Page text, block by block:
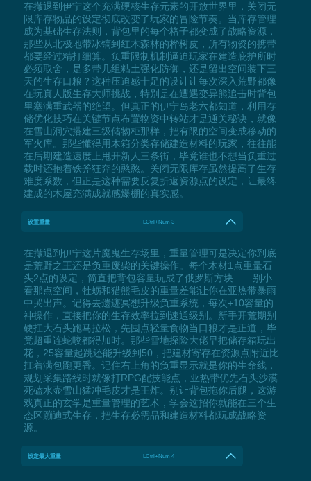
在撤退到伊宁这个充满硬核生存元素的开放世界里，关闭无
限库存物品的设定彻底改变了玩家的冒险节奏。当库存管理
成为基础生存法则，背包里的每个格子都变成了战略资源，
那些从北极地带冰镐到红木森林的桦树皮，所有物资的携带
都要经过精打细算。负重限制机制逼迫玩家在建造庇护所时
必须取舍，是多带几组粘土强化防御，还是留出空间装下三
天的生存口粮？这种压迫感十足的设计让每次深入荒野都像
在玩真人版生存大师挑战，特别是在遭遇变异熊追击时背包
里塞满重武器的绝望。但真正的伊宁岛老六都知道，利用存
储优化技巧在关键节点布置物资中转站才是通关秘诀，就像
在雪山洞穴搭建三级储物柜那样，把有限的空间变成移动的
军火库。那些懂得用木箱分类存储建造材料的玩家，往往能
在后期建造速度上甩开新人三条街，毕竟谁也不想当负重过
载时还抱着铁斧狂奔的憨憨。关闭无限库存虽然提高了生存
难度系数，但正是这种需要反复折返资源点的设定，让最终
建成的木屋充满成就感爆棚的真实感。
设置重量 LCtrl+Num 3
在撤退到伊宁这片魔鬼生存场里，重量管理可是决定你到底
是荒野之王还是负重废柴的关键操作。每个木材1点重量石
头2点的设定，简直把背包容量玩成了俄罗斯方块——别小
看那点空间，牡蛎和猎熊毛皮的重量差能让你在亚热带暴雨
中哭出声。记得去遗迹冥想升级负重系统，每次+10容量的
神操作，直接把你的生存效率拉到速通级别。新手开荒期别
硬扛大石头跑马拉松，先囤点轻量食物当口粮才是正道，毕
竟超重连蛇咬都得加时。那些雪地探险大佬早把储存箱玩出
花，25容量起跳还能升级到50，把建材寄存在资源点附近比
扛着满包跑更香。记住右上角的负重显示就是你的生命线，
规划采集路线时就像打RPG配技能点，亚热带优先石头沙漠
死磕水壶雪山猛冲毛皮才是王炸。别让背包拖你后腿，这游
戏真正的玄学是重量管理的艺术，学会这招你就能在三个生
态区蹦迪式生存，把生存必需品和建造材料都玩成战略资
源。
设定最大重量 LCtrl+Num 4